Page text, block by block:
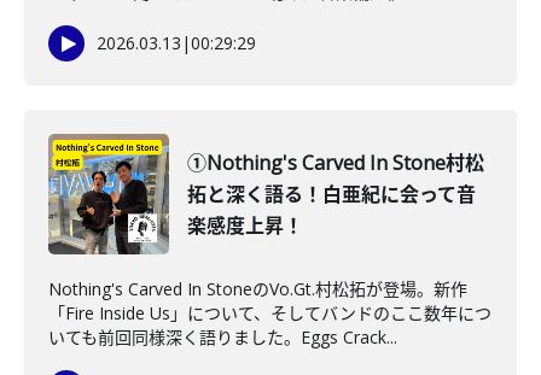
2026.03.13 |00:29:29
①Nothing's Carved In Stone村松
拓と深く語る！白亜紀に会って音
楽感度上昇！
Nothing's Carved In StoneのVo.Gt.村松拓が登場。新作
「Fire Inside Us」について、そしてバンドのここ数年につ
いても前回同様深く語りました。Eggs Crack...